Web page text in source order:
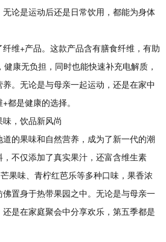
论是运动后还是日常饮用，都能为身体
维+产品。这款产品含有膳食纤维，有助
康无负担，同时也能快速补充电解质，
。无论是与母亲一起运动，还是在家中
都是健康的选择。
，饮品新风尚
的果味和自然营养，成为了新一代的潮
不仅添加了真实果汁，还富含维生素
果味、青柠红芭乐等多种口味，果香浓
置身于热带果园之中。无论是与母亲一
是在家庭聚会中分享欢乐，第五季都是